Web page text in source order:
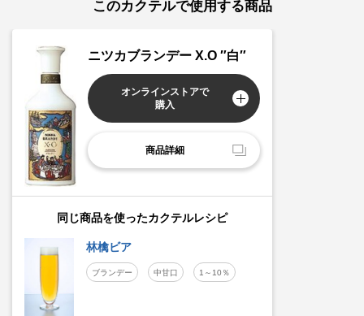
このカクテルで使用する商品
ニツカブランデー X.O ″白″
オンラインストアで
購入
商品詳細
同じ商品を使ったカクテルレシピ
林檎ビア
ブランデー 中甘口 1～10％